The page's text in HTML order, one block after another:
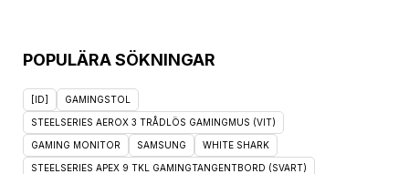
POPULÄRA SÖKNINGAR
[ID] GAMINGSTOL
STEELSERIES AEROX 3 TRÅDLÖS GAMINGMUS (VIT)
GAMING MONITOR SAMSUNG WHITE SHARK
STEELSERIES APEX 9 TKL GAMINGTANGENTBORD (SVART)